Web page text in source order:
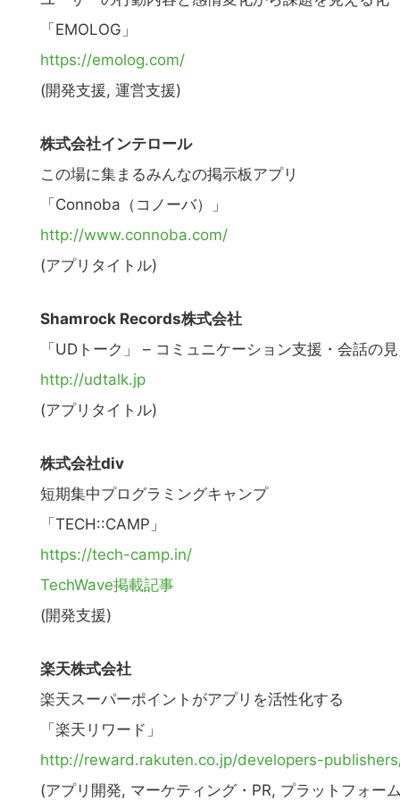
「EMOLOG」
https://emolog.com/
(開発支援, 運営支援)
株式会社インテロール
この場に集まるみんなの掲示板アプリ
「Connoba（コノーバ）」
http://www.connoba.com/
(アプリタイトル)
Shamrock Records株式会社
「UDトーク」 – コミュニケーション支援・会話の
http://udtalk.jp
(アプリタイトル)
株式会社div
短期集中プログラミングキャンプ
「TECH::CAMP」
https://tech-camp.in/
TechWave掲載記事
(開発支援)
楽天株式会社
楽天スーパーポイントがアプリを活性化する
「楽天リワード」
http://reward.rakuten.co.jp/developers-
(アプリ開発, マーケティング・PR, プラットフォー
の